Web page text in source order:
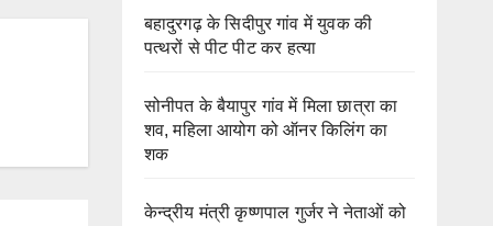
बहादुरगढ़ के सिदीपुर गांव में युवक की
पत्थरों से पीट पीट कर हत्या
सोनीपत के बैयापुर गांव में मिला छात्रा का
शव, महिला आयोग को ऑनर किलिंग का
शक
केन्द्रीय मंत्री कृष्णपाल गुर्जर ने नेताओं को